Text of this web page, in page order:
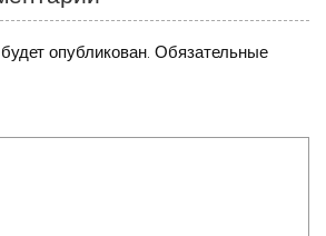
опубликован. Обязательные